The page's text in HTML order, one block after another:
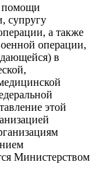
помощи
супругу
а также
операции,
в
этой
Министерством